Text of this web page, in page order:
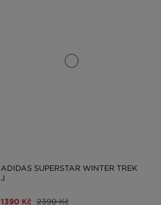
ADIDAS SUPERSTAR WINTER TREK
J
1390 Kč 2390 Kč